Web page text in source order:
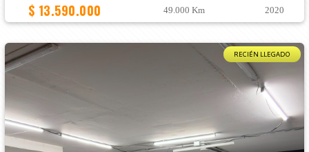
$ 13.590.000 49.000 Km 2020
RECIÉN LLEGADO